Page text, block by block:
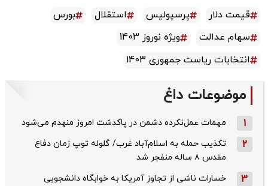
قیمت دلار پرسپولیس استقلال
بورس
سهام عدالت
ویژه نوروز 1403
انتخابات ریاست جمهوری 1403
موضوعات داغ
1 مهمات عمل‌نکرده دشمن در پاکدشت امروز منهدم می‌شود
2
تکذیب حمله به اسلام‌آباد غرب/ گلوله توپ زمان دفاع
مقدس ۸ ساله منفجر شد
3
خسارات ناشی از تجاوز آمریکا به خوابگاه دانشجویی